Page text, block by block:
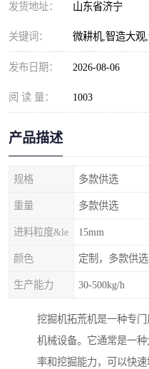
发货地址： 山东省济宁
关键词： 微耕机,智造大观
发布日期： 2026-08-06
阅 读 量： 1003
产品描述
规格 多款供选
重量 多款供选
进料粒度&le 15mm
颜色 定制，多款供选
生产能力 30-500kg/h
挖掘机拓荒机是一种专
机械设备。它通常是一
率和挖掘能力，可以快